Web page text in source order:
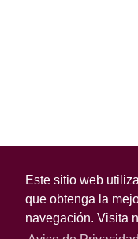
Este sitio web
que obtenga la
navegación. Visita